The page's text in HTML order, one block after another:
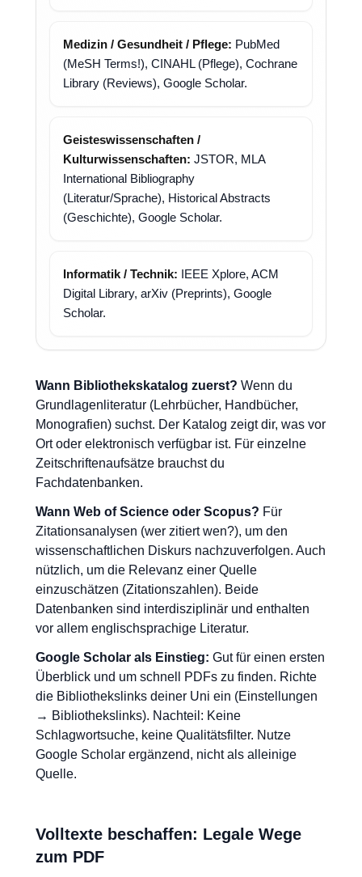
Medizin / Gesundheit / Pflege: PubMed
(MeSH Terms!), CINAHL (Pflege), Cochrane
Library (Reviews), Google Scholar.
Geisteswissenschaften /
Kulturwissenschaften: JSTOR, MLA
International Bibliography
(Literatur/Sprache), Historical Abstracts
(Geschichte), Google Scholar.
Informatik / Technik: IEEE Xplore, ACM
Digital Library, arXiv (Preprints), Google
Scholar.
Wann Bibliothekskatalog zuerst? Wenn du
Grundlagenliteratur (Lehrbücher, Handbücher,
Monografien) suchst. Der Katalog zeigt dir, was vor
Ort oder elektronisch verfügbar ist. Für einzelne
Zeitschriftenaufsätze brauchst du
Fachdatenbanken.
Wann Web of Science oder Scopus? Für
Zitationsanalysen (wer zitiert wen?), um den
wissenschaftlichen Diskurs nachzuverfolgen. Auch
nützlich, um die Relevanz einer Quelle
einzuschätzen (Zitationszahlen). Beide
Datenbanken sind interdisziplinär und enthalten
vor allem englischsprachige Literatur.
Google Scholar als Einstieg: Gut für einen ersten
Überblick und um schnell PDFs zu finden. Richte
die Bibliothekslinks deiner Uni ein (Einstellungen
→ Bibliothekslinks). Nachteil: Keine
Schlagwortsuche, keine Qualitätsfilter. Nutze
Google Scholar ergänzend, nicht als alleinige
Quelle.
Volltexte beschaffen: Legale Wege
zum PDF